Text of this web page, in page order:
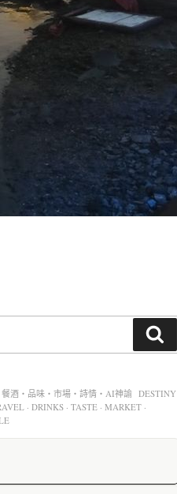
酒・品味・市場・詩情・AI神諭 DESTINY
· DRINKS · TASTE · MARKET ·